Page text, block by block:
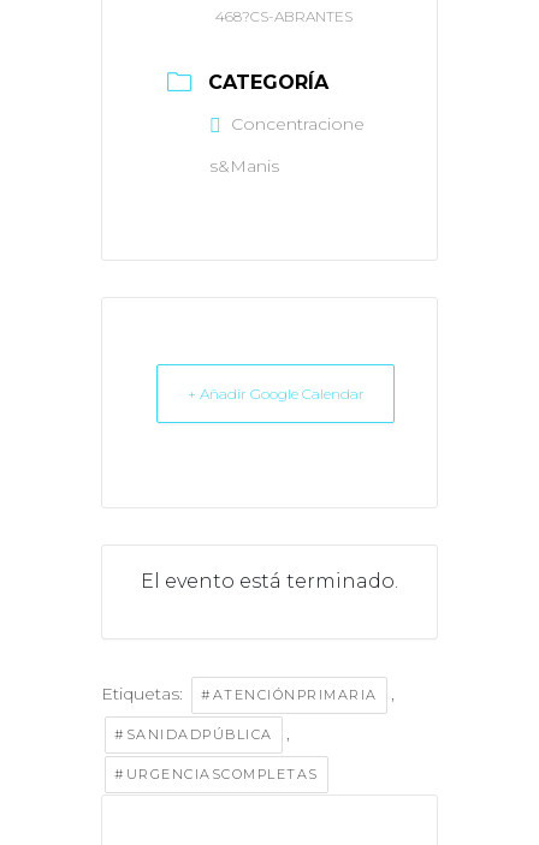
468?CS-ABRANTES
CATEGORÍA
Concentracione
s&Manis
+ Añadir Google Calendar
El evento está terminado.
Etiquetas: #ATENCIÓNPRIMARIA ,
#SANIDADPÚBLICA ,
#URGENCIASCOMPLETAS